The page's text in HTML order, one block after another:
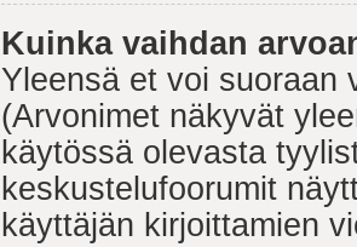
Kuinka vaihdan
Yleensä et voi suoraan
(Arvonimet näkyvät
käytössä olevasta
keskustelufoorumit
käyttäjän kirjoittamien